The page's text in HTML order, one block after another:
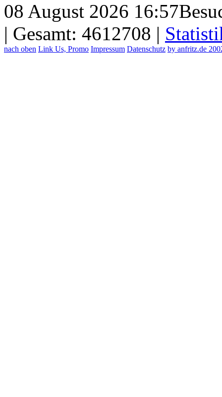
08 August 2026 16:57
| Gesamt: 4612708 |
nach oben Link Us, Promo Impressum Datenschutz by anfritz.de